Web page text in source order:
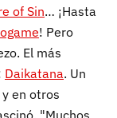
of Sin… ¡Hasta
! Pero
El más
Daikatana. Un
en otros